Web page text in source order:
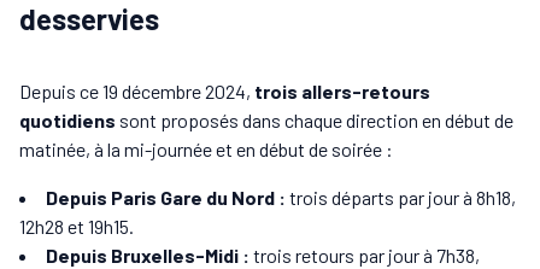
desservies
Depuis ce 19 décembre 2024, trois allers-retours
quotidiens sont proposés dans chaque direction en début de
matinée, à la mi-journée et en début de soirée :
Depuis Paris Gare du Nord : trois départs par jour à 8h18,
12h28 et 19h15.
Depuis Bruxelles-Midi : trois retours par jour à 7h38,